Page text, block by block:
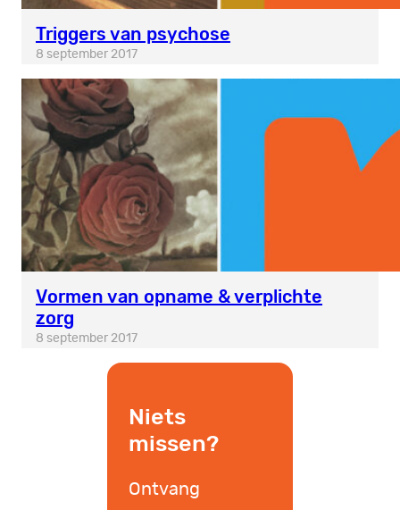
Triggers van psychose
8 september 2017
Vormen van opname & verplichte
zorg
8 september 2017
Niets
missen?
Ontvang